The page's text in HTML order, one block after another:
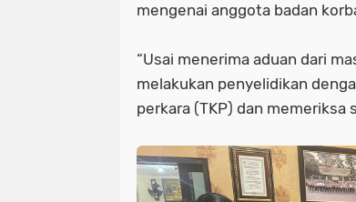
mengenai anggota badan
“Usai menerima aduan dari
melakukan penyelidikan
perkara (TKP) dan memeriksa